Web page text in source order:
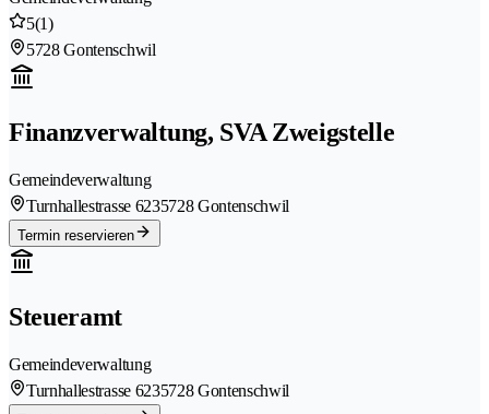
5(1)
5728 Gontenschwil
Finanzverwaltung, SVA Zweigstelle
Gemeindeverwaltung
Turnhallestrasse 6235728 Gontenschwil
Termin reservieren
Steueramt
Gemeindeverwaltung
Turnhallestrasse 6235728 Gontenschwil